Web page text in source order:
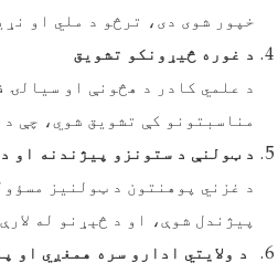
خپور شوی دی، ترڅو د ملي او
د غوره څیړونکو تشویق
د علمي کادر د هڅونې او سیالۍ
مناسبتونو کې تشویق شوي، چې
د ټولنې د ستونزو پیژندنه او د
د غزني پوهنتون د ټولنیز
پیژندل شوې، او د څېړنو له
د ولایتي ادارو سره همغږي او